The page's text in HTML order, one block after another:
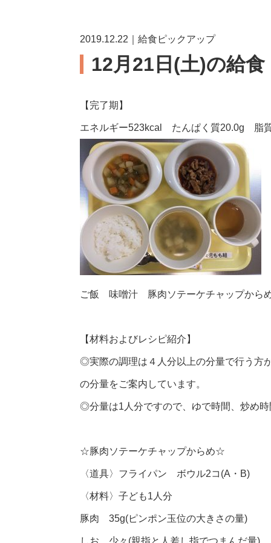
2019.12.22｜給食ピックアップ
12月21日(土)の給食
【完了期】
エネルギー523kcal たんぱく質20.0g 脂
ご飯 味噌汁 豚肉ソテーケチャップから
【材料およびレシピ紹介】
◎実際の調理は４人分以上の分量で行う方
の分量をご案内しています。
◎分量は1人分ですので、ゆで時間、炒め
☆豚肉ソテーケチャップからめ☆
〈道具〉フライパン ボウル2コ(A・B)
〈材料〉子ども1人分
豚肉 35g(ピンポン玉位の大きさの量)
しお 少々(親指と人差し指でつまんだ量)